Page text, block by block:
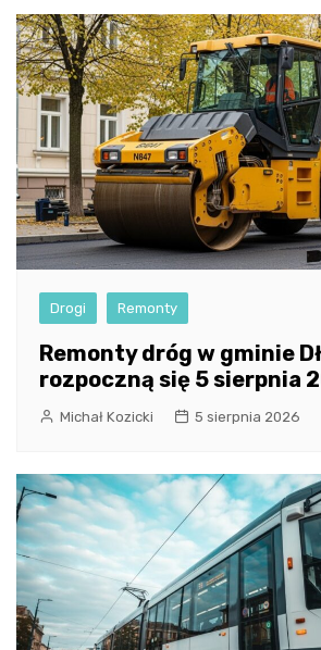
Drogi Remonty
Remonty dróg w gminie
rozpoczną się 5 sierpnia
Michał Kozicki 5 sierpnia 2026